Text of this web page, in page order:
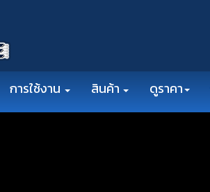
การใช้งาน สินค้า ดูราคา